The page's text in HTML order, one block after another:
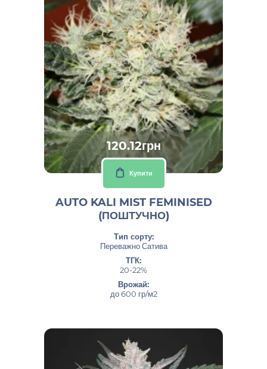
120.12грн
Купити
AUTO KALI MIST FEMINISED
(ПОШТУЧНО)
Тип сорту:
Переважно Сатива
ТГК:
20-22%
Врожай:
до 600 гр/м2